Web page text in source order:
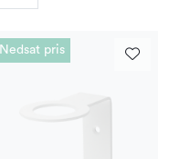
Nedsat pris